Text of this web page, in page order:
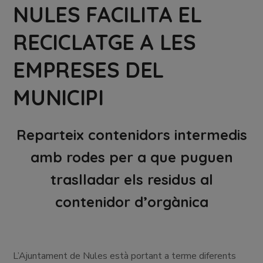
NULES FACILITA EL
RECICLATGE A LES
EMPRESES DEL
MUNICIPI
Reparteix contenidors intermedis
amb rodes per a que puguen
traslladar els residus al
contenidor d’orgànica
L’Ajuntament de Nules està portant a terme diferents